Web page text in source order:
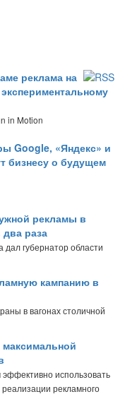
реклама на
in Motion
Google, «Яндекс» и
бизнесу о будущем
рекламы в
раза
губернатор области
кампанию в
в вагонах столичной
использовать
рекламного